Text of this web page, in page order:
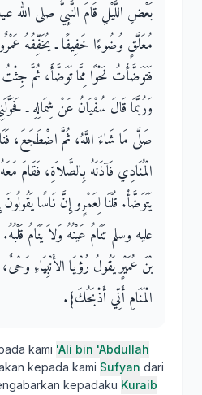
بَعْضِ اللَّيْلِ قَامَ النَّبِيُّ صلى الله
مُعَلَّقٍ وُضُوءًا خَفِيفًا ـ يُخَفِّفُهُ
فَتَوَضَّأْتُ نَحْوًا مِمَّا تَوَضَّأَ، ثُمَّ
وَرُبَّمَا قَالَ سُفْيَانُ عَنْ شِمَالِهِ ـ
صَلَّى مَا شَاءَ اللَّهُ، ثُمَّ اضْطَجَعَ،
الْمُنَادِي فَآذَنَهُ بِالصَّلاَةِ، فَقَامَ
يَتَوَضَّأْ‏.‏ قُلْنَا لِعَمْرٍو إِنَّ نَاسًا
عليه وسلم تَنَامُ عَيْنُهُ وَلاَ يَنَامُ
بْنَ عُمَيْرٍ يَقُولُ رُؤْيَا الأَنْبِيَاءِ
الْمَنَامِ أَنِّي أَذْبَحُكَ‏}‏‏.‏
kami 'Ali bin 'Abdullah
kepada kami Sufyan dari
kepadaku Kuraib